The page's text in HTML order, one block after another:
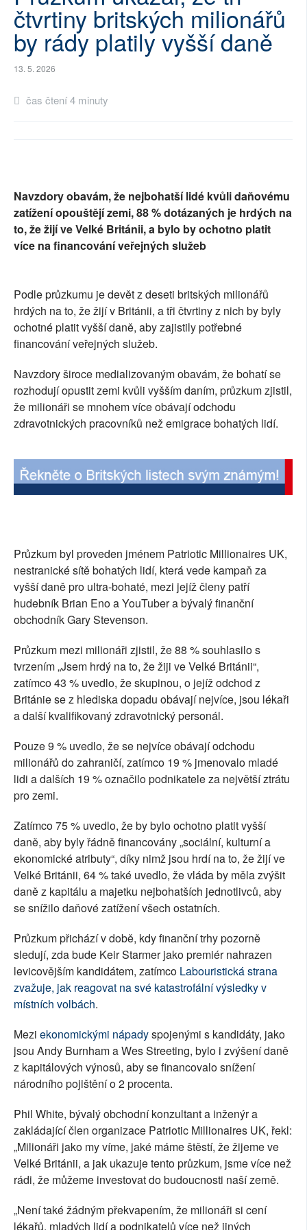
SOCIÁLNÍ SÍTĚ
RUBRIKY
čtvrtiny britských milionářů
by rády platily vyšší daně
13. 5. 2026
čas čtení 4 minuty
Navzdory obavám, že nejbohatší lidé kvůli daňovému
zatížení opouštějí zemi, 88 % dotázaných je hrdých na
to, že žijí ve Velké Británii, a bylo by ochotno platit
více na financování veřejných služeb
Podle průzkumu je devět z deseti britských milionářů
hrdých na to, že žijí v Británii, a tři čtvrtiny z nich by byly
ochotné platit vyšší daně, aby zajistily potřebné
financování veřejných služeb.
Navzdory široce medializovaným obavám, že bohatí se
rozhodují opustit zemi kvůli vyšším daním, průzkum zjistil,
že milionáři se mnohem více obávají odchodu
zdravotnických pracovníků než emigrace bohatých lidí.
Průzkum byl proveden jménem Patriotic Millionaires UK,
nestranické sítě bohatých lidí, která vede kampaň za
vyšší daně pro ultra-bohaté, mezi jejíž členy patří
hudebník Brian Eno a YouTuber a bývalý finanční
obchodník Gary Stevenson.
Průzkum mezi milionáři zjistil, že 88 % souhlasilo s
tvrzením „Jsem hrdý na to, že žiji ve Velké Británii“,
zatímco 43 % uvedlo, že skupinou, o jejíž odchod z
Británie se z hlediska dopadu obávají nejvíce, jsou lékaři
a další kvalifikovaný zdravotnický personál.
Pouze 9 % uvedlo, že se nejvíce obávají odchodu
milionářů do zahraničí, zatímco 19 % jmenovalo mladé
lidi a dalších 19 % označilo podnikatele za největší ztrátu
pro zemi.
Zatímco 75 % uvedlo, že by bylo ochotno platit vyšší
daně, aby byly řádně financovány „sociální, kulturní a
ekonomické atributy“, díky nimž jsou hrdí na to, že žijí ve
Velké Británii, 64 % také uvedlo, že vláda by měla zvýšit
daně z kapitálu a majetku nejbohatších jednotlivců, aby
se snížilo daňové zatížení všech ostatních.
Průzkum přichází v době, kdy finanční trhy pozorně
sledují, zda bude Keir Starmer jako premiér nahrazen
levicovějším kandidátem, zatímco Labouristická strana
zvažuje, jak reagovat na své katastrofální výsledky v
místních volbách.
Mezi ekonomickými nápadyspojenými s kandidáty, jako
jsou Andy Burnham a Wes Streeting, bylo i zvýšení daně
z kapitálových výnosů, aby se financovalo snížení
národního pojištění o 2 procenta.
Phil White, bývalý obchodní konzultant a inženýr a
zakládající člen organizace Patriotic Millionaires UK, řekl:
„Milionáři jako my víme, jaké máme štěstí, že žijeme ve
Velké Británii, a jak ukazuje tento průzkum, jsme více než
rádi, že můžeme investovat do budoucnosti naší země.
„Není také žádným překvapením, že milionáři si cení
lékařů, mladých lidí a podnikatelů více než jiných